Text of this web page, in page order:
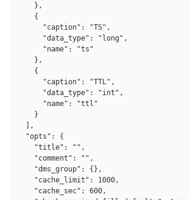
    },
    {
      "caption": "TS",
      "data_type": "long",
      "name": "ts"
    },
    {
      "caption": "TTL",
      "data_type": "int",
      "name": "ttl"
    }
  ],
  "opts": {
    "title": "",
    "comment": "",
    "dms_group": {},
    "cache_limit": 1000,
    "cache_sec": 600,